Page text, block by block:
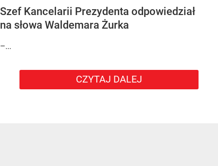
Szef Kancelarii Prezydenta odpowiedział
na słowa Waldemara Żurka
–...
CZYTAJ DALEJ